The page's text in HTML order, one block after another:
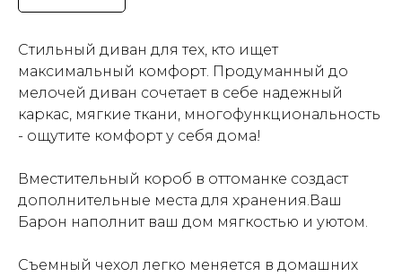
Стильный диван для тех, кто ищет
максимальный комфорт. Продуманный до
мелочей диван сочетает в себе надежный
каркас, мягкие ткани, многофункциональность
- ощутите комфорт у себя дома!
Вместительный короб в оттоманке создаст
дополнительные места для хранения.Ваш
Барон наполнит ваш дом мягкостью и уютом.
Съемный чехол легко меняется в домашних